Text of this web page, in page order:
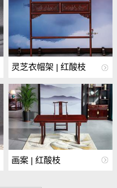
灵芝衣帽架 | 红酸枝
画案 | 红酸枝